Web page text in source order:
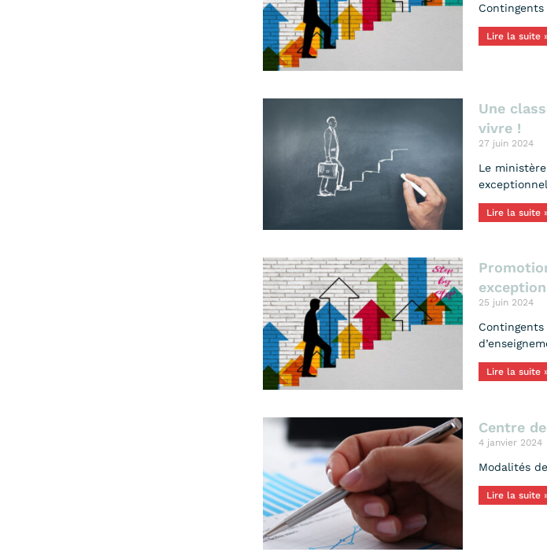
Lire la suite
Une
vivre !
27 juin 2024
Le
Lire la suite
25 juin 2024
Lire la suite
Centre
4 janvier 2024
Modalités
Lire la suite